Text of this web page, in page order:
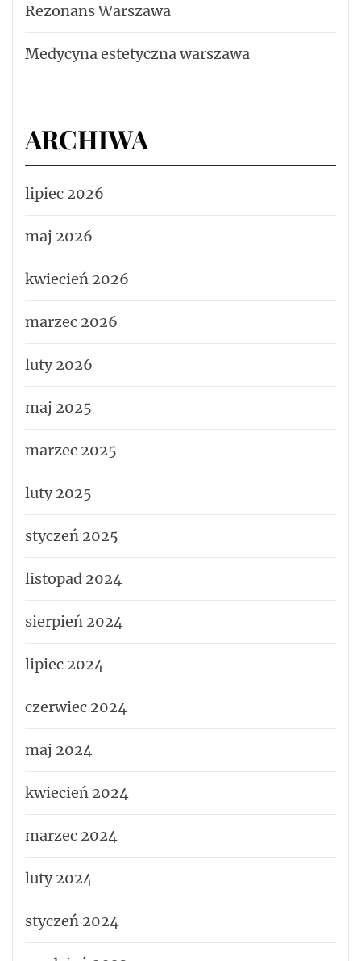
Rezonans Warszawa
Medycyna estetyczna warszawa
ARCHIWA
lipiec 2026
maj 2026
kwiecień 2026
marzec 2026
luty 2026
maj 2025
marzec 2025
luty 2025
styczeń 2025
listopad 2024
sierpień 2024
lipiec 2024
czerwiec 2024
maj 2024
kwiecień 2024
marzec 2024
luty 2024
styczeń 2024